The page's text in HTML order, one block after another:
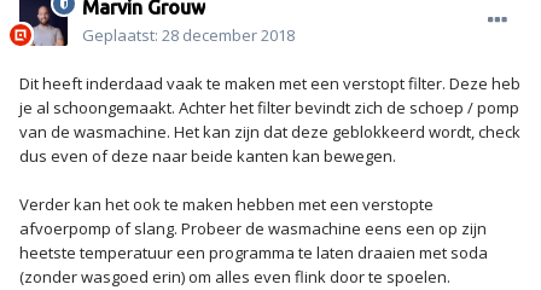
Marvin Grouw
Geplaatst: 28 december 2018
Dit heeft inderdaad vaak te maken met een verstopt filter. Deze heb
je al schoongemaakt. Achter het filter bevindt zich de schoep / pomp
van de wasmachine. Het kan zijn dat deze geblokkeerd wordt, check
dus even of deze naar beide kanten kan bewegen.
Verder kan het ook te maken hebben met een verstopte
afvoerpomp of slang. Probeer de wasmachine eens een op zijn
heetste temperatuur een programma te laten draaien met soda
(zonder wasgoed erin) om alles even flink door te spoelen.